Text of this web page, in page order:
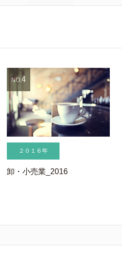
２０１６年
卸・小売業_2016
NO.4